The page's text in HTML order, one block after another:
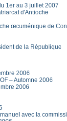
1er au 3 juillet 2007
d'Antioche
œcuménique de
de la République
2006
– Automne 2006
2006
avec la